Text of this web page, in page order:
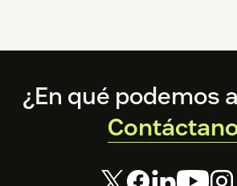
Footer
¿En qué podemos